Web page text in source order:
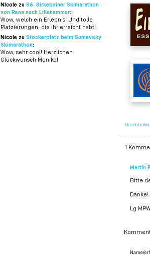
NIcole zu 86. Birkebeiner Skimarathon
von Rena nach Lillehammer:
Wow, welch ein Erlebnis! Und tolle
Platzierungen, die Ihr erreicht habt!
Nicole zu Stockerplatz beim Sumavsky
Skimarathon:
Wow, sehr cool! Herzlichen
Glückwunsch Monika!
1
Martin
Bitte
Danke!
Lg
Name